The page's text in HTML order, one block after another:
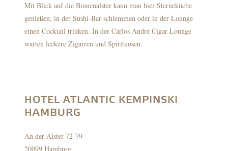
Mit Blick auf die Binnenalster kann man hier Sterneküche
genießen, in der Sushi-Bar schlemmen oder in der Lounge
einen Cocktail trinken. In der Carlos André Cigar Lounge
warten leckere Zigarren und Spirituosen.
HOTEL ATLANTIC KEMPINSKI
HAMBURG
An der Alster 72-79
20099 Hamburg